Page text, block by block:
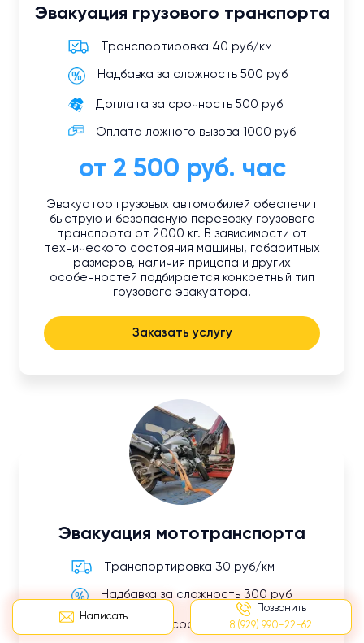
Написать
Позвонить
8 (929) 990-22-62
Эвакуация грузового транспорта
Транспортировка 40 руб/км
Надбавка за сложность 500 руб
Доплата за срочность 500 руб
Оплата ложного вызова 1000 руб
от 2 500 руб. час
Эвакуатор грузовых автомобилей обеспечит
быструю и безопасную перевозку грузового
транспорта от 2000 кг. В зависимости от
технического состояния машины, габаритных
размеров, наличия прицепа и других
особенностей подбирается конкретный тип
грузового эвакуатора.
Заказать услугу
Эвакуация мототранспорта
Транспортировка 30 руб/км
Надбавка за сложность 300 руб
Доплата за срочность 300 руб